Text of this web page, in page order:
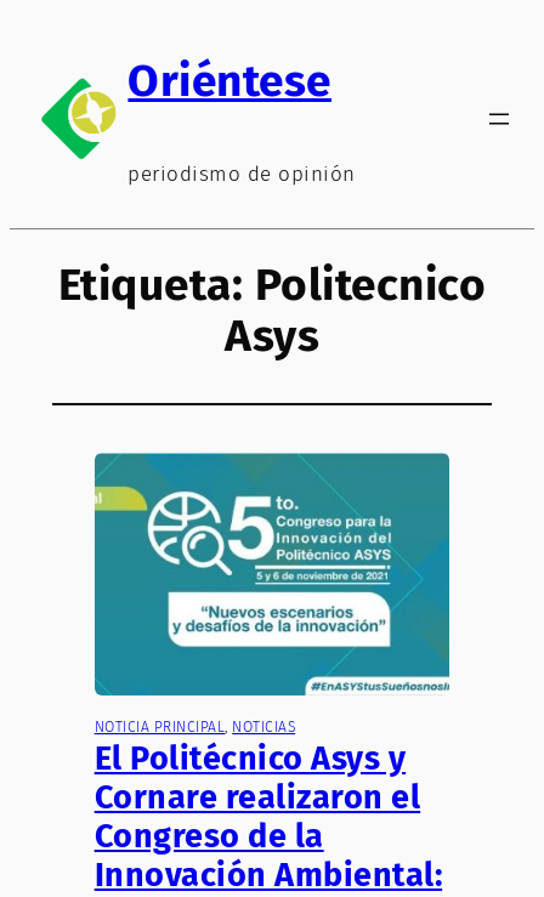
contenido
Oriéntese
periodismo de opinión
Etiqueta: Politecnico
Asys
NOTICIA PRINCIPAL, NOTICIAS
El Politécnico Asys y
Cornare realizaron el
Congreso de la
Innovación Ambiental: